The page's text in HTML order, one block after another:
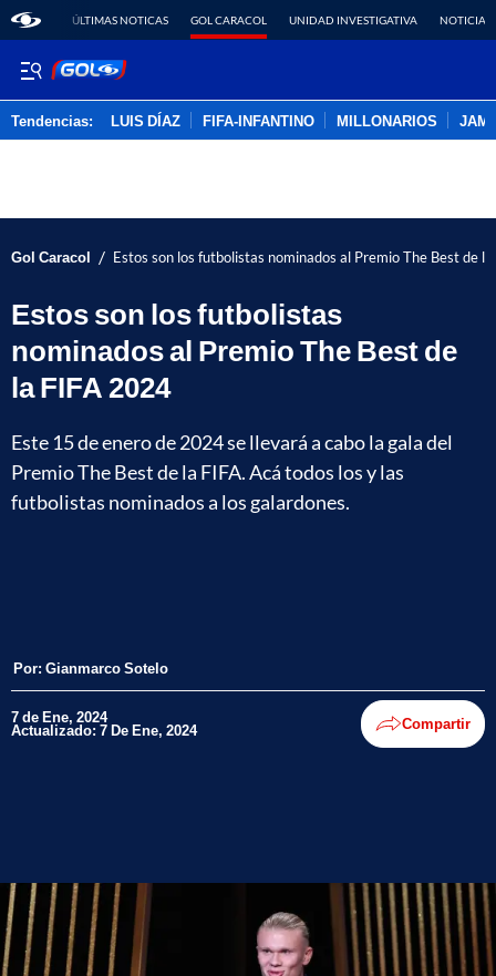
ÚLTIMAS NOTICAS GOL CARACOL UNIDAD INVESTIGATIVA NOTICIAS
Tendencias: LUIS DÍAZ FIFA-INFANTINO MILLONARIOS
Gol Caracol / Estos son los futbolistas nominados al Premio The Best de
Estos son los futbolistas
nominados al Premio The Best de
la FIFA 2024
Este 15 de enero de 2024 se llevará a cabo la gala del
Premio The Best de la FIFA. Acá todos los y las
futbolistas nominados a los galardones.
Por: Gianmarco Sotelo
7 de Ene, 2024
Actualizado: 7 De Ene, 2024 Compartir